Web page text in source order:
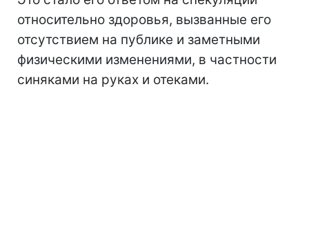
относительно здоровья, вызванные его
отсутствием на публике и заметными
физическими изменениями, в частности
синяками на руках и отеками.